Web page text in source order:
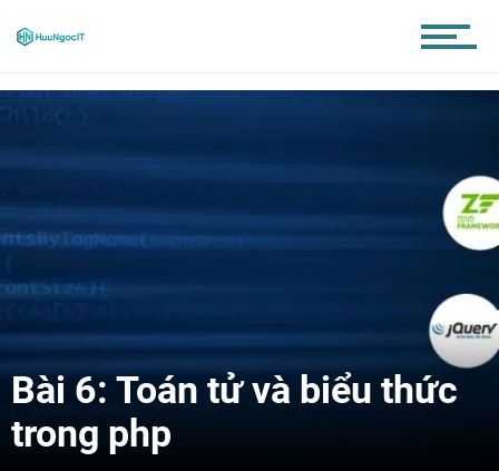
Bài 6: Toán tử và biểu thức
trong php